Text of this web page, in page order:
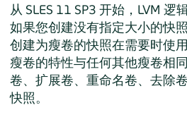
从 SLES 11 SP3 开始，LVM 逻
如果您创建没有指定大小的快
创建为瘦卷的快照在需要时使
瘦卷的特性与任何其他瘦卷相
卷、扩展卷、重命名卷、去除
快照。